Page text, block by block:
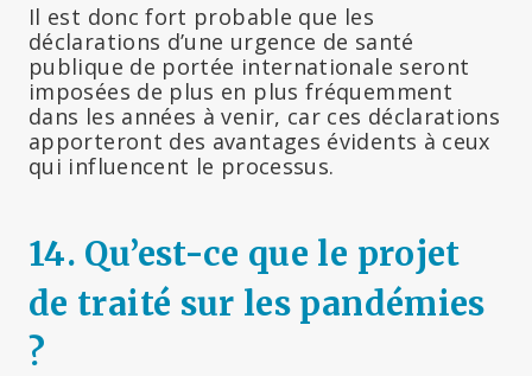
Il est donc fort probable que les
déclarations d’une urgence de santé
publique de portée internationale seront
imposées de plus en plus fréquemment
dans les années à venir, car ces déclarations
apporteront des avantages évidents à ceux
qui influencent le processus.
14. Qu’est-ce que le projet
de traité sur les pandémies
?